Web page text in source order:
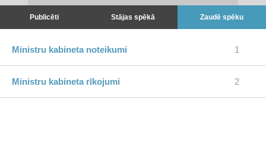
Publicēti Stājas spēkā Zaudē spēku
Ministru kabineta noteikumi 1
Ministru kabineta rīkojumi 2